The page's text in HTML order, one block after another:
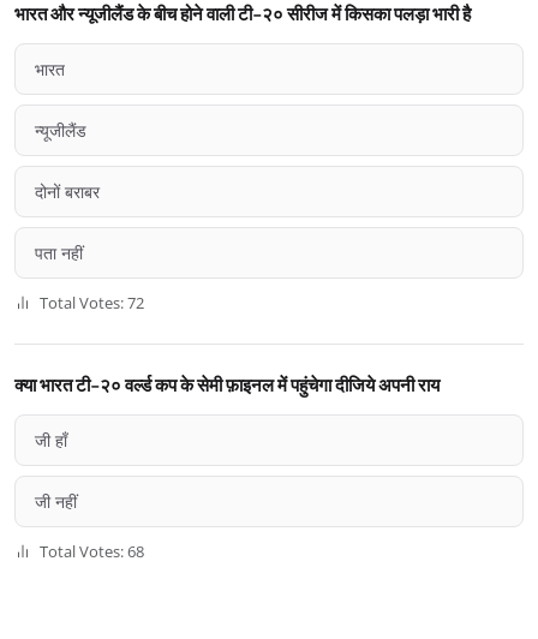
भारत और न्यूजीलैंड के बीच होने वाली टी-२० सीरीज में किसका पलड़ा भारी है
भारत
न्यूजीलैंड
दोनों बराबर
पता नहीं
Total Votes: 72
क्या भारत टी-२० वर्ल्ड कप के सेमी फ़ाइनल में पहुंचेगा दीजिये अपनी राय
जी हाँ
जी नहीं
Total Votes: 68